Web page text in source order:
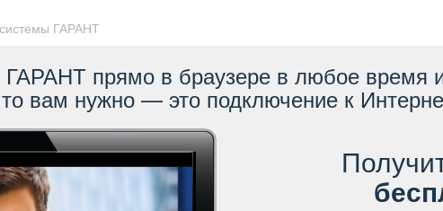
ГАРАНТ
прямо в браузере в любое время
вам нужно — это подключение к